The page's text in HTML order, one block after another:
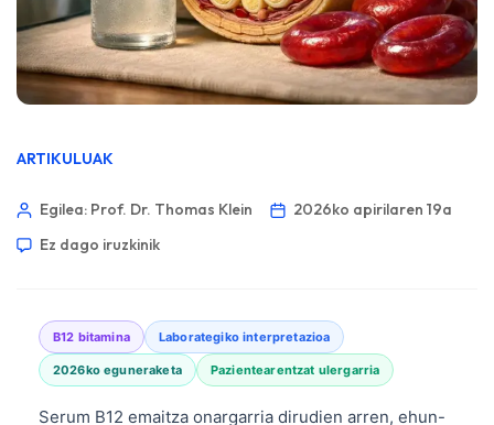
ARTIKULUAK
Egilea: Prof. Dr. Thomas Klein
2026ko apirilaren 19a
Ez dago iruzkinik
B12 bitamina Laborategiko interpretazioa
2026ko eguneraketa Pazientearentzat ulergarria
Serum B12 emaitza onargarria dirudien arren, ehun-